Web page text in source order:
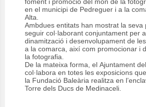
en el municipi de Pedreguer i a la
Alta.
Ambdues entitats han mostrat la seva
seguir col·laborant conjuntament per
dinamització i desenvolupament de
a la comarca, així com promocionar i
la fotografia.
De la mateixa forma, el Ajuntament
col·labora en totes les exposicions que
la Fundació Baleària realitza en
Torre dels Ducs de Medinaceli.